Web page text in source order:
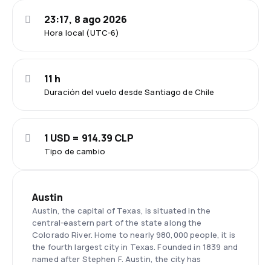
Hora local (UTC-6)
23:17, 8 ago 2026
Duración del vuelo desde Santiago de Chile
11 h
Tipo de cambio
1 USD = 914.39 CLP
Austin
Austin, the capital of Texas, is situated in the
central-eastern part of the state along the
Colorado River. Home to nearly 980,000 people, it is
the fourth largest city in Texas. Founded in 1839 and
named after Stephen F. Austin, the city has